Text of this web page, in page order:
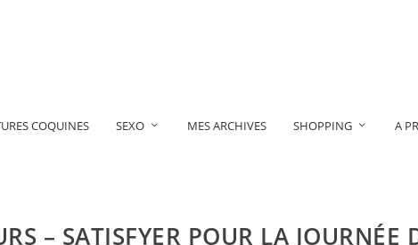
COQUINES SEXO MES ARCHIVES SHOPPING A
– SATISFYER POUR LA JOURNÉE